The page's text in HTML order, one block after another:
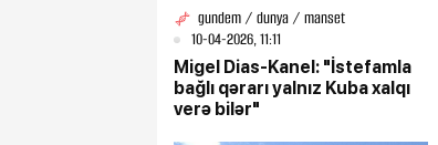
gundem / dunya / manset
10-04-2026, 11:11
Migel Dias-Kanel: "İstefamla
bağlı qərarı yalnız Kuba xalqı
verə bilər"